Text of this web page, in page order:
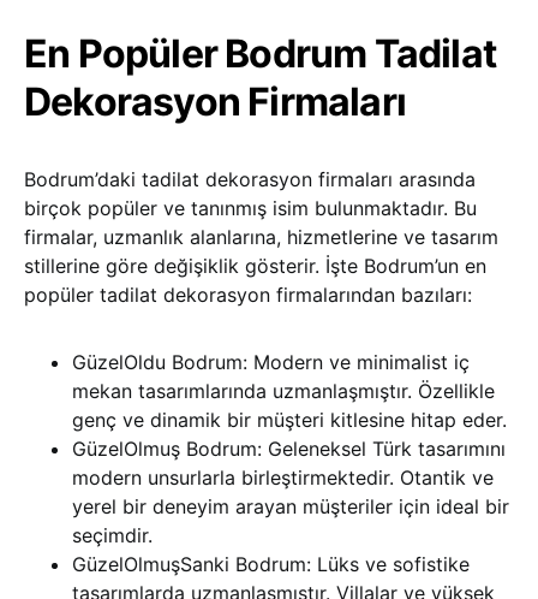
En Popüler Bodrum Tadilat
Dekorasyon Firmaları
Bodrum’daki tadilat dekorasyon firmaları arasında
birçok popüler ve tanınmış isim bulunmaktadır. Bu
firmalar, uzmanlık alanlarına, hizmetlerine ve tasarım
stillerine göre değişiklik gösterir. İşte Bodrum’un en
popüler tadilat dekorasyon firmalarından bazıları:
GüzelOldu Bodrum: Modern ve minimalist iç
mekan tasarımlarında uzmanlaşmıştır. Özellikle
genç ve dinamik bir müşteri kitlesine hitap eder.
GüzelOlmuş Bodrum: Geleneksel Türk tasarımını
modern unsurlarla birleştirmektedir. Otantik ve
yerel bir deneyim arayan müşteriler için ideal bir
seçimdir.
GüzelOlmuşSanki Bodrum: Lüks ve sofistike
tasarımlarda uzmanlaşmıştır. Villalar ve yüksek